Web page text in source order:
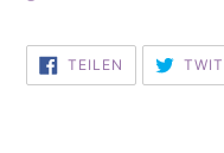
TEILEN
FACEBOOK
TEILEN